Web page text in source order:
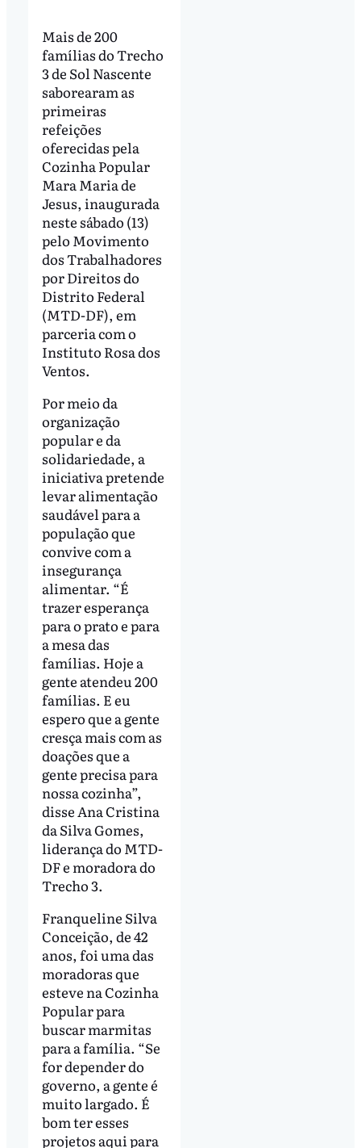
Mais de 200
famílias do Trecho
3 de Sol Nascente
saborearam as
primeiras
refeições
oferecidas pela
Cozinha Popular
Mara Maria de
Jesus, inaugurada
neste sábado (13)
pelo Movimento
dos Trabalhadores
por Direitos do
Distrito Federal
(MTD-DF), em
parceria com o
Instituto Rosa dos
Ventos.
Por meio da
organização
popular e da
solidariedade, a
iniciativa pretende
levar alimentação
saudável para a
população que
convive com a
insegurança
alimentar. “É
trazer esperança
para o prato e para
a mesa das
famílias. Hoje a
gente atendeu 200
famílias. E eu
espero que a gente
cresça mais com as
doações que a
gente precisa para
nossa cozinha”,
disse Ana Cristina
da Silva Gomes,
liderança do MTD-
DF e moradora do
Trecho 3.
Franqueline Silva
Conceição, de 42
anos, foi uma das
moradoras que
esteve na Cozinha
Popular para
buscar marmitas
para a família. “Se
for depender do
governo, a gente é
muito largado. É
bom ter esses
projetos aqui para